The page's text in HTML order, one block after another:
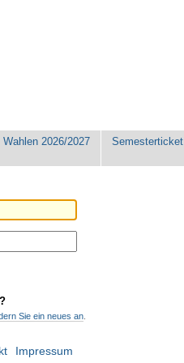
Wahlen 2026/2027 Semesterticket
Sie ein neues an.
Impressum